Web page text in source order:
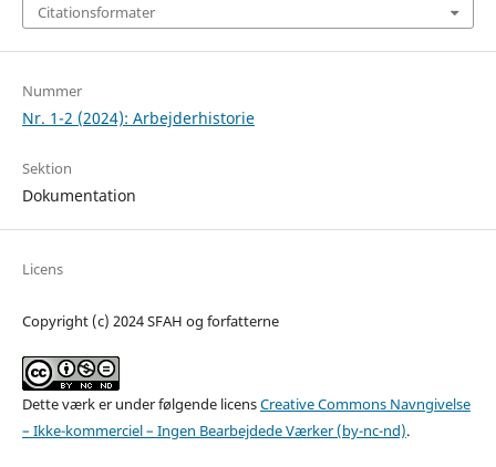
Citationsformater
Nummer
Nr. 1-2 (2024): Arbejderhistorie
Sektion
Dokumentation
Licens
Copyright (c) 2024 SFAH og forfatterne
Dette værk er under følgende licensCreative Commons Navngivelse
– Ikke-kommerciel – Ingen Bearbejdede Værker (by-nc-nd).